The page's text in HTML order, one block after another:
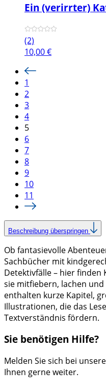
Ein (verirrter)
(2)
10,00€
1
2
3
4
5
6
7
8
9
10
11
Beschreibung überspringen
Ob fantasievolle
Sachbücher mit
Detektivfälle – hier finden
sie mitfiebern, lachen
enthalten kurze Kapitel,
Illustrationen, die das
Textverständnis fördern.
Sie benötigen Hilfe?
Melden Sie sich bei
Ihnen gerne weiter.